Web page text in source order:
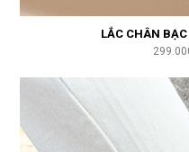
LẮC CHÂN